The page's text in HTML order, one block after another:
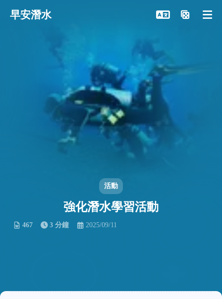
早安潛水
活動
強化潛水學習活動
467 3 分鐘 2025/09/11